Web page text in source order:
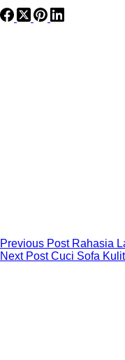
Previous Post Rahasia
Next Post Cuci Sofa